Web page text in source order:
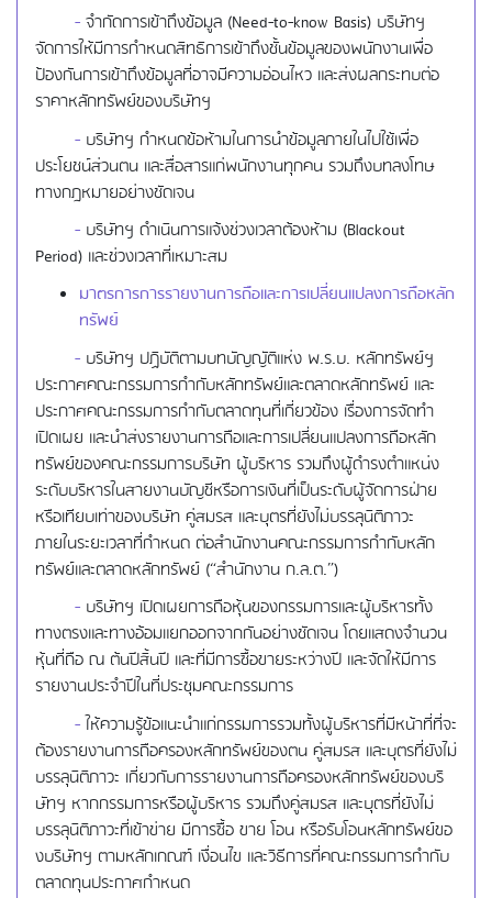
- จำกัดการเข้าถึงข้อมูล (Need-to-know Basis) บริษัทฯ
จัดการให้มีการกำหนดสิทธิการเข้าถึงชั้นข้อมูลของพนักงานเพื่อ
ป้องกันการเข้าถึงข้อมูลที่อาจมีความอ่อนไหว และส่งผลกระทบต่อ
ราคาหลักทรัพย์ของบริษัทฯ
- บริษัทฯ กำหนดข้อห้ามในการนำข้อมูลภายในไปใช้เพื่อ
ประโยชน์ส่วนตน และสื่อสารแก่พนักงานทุกคน รวมถึงบทลงโทษ
ทางกฎหมายอย่างชัดเจน
- บริษัทฯ ดำเนินการแจ้งช่วงเวลาต้องห้าม (Blackout
Period) และช่วงเวลาที่เหมาะสม
มาตรการการรายงานการถือและการเปลี่ยนแปลงการถือหลัก
ทรัพย์
- บริษัทฯ ปฏิบัติตามบทบัญญัติแห่ง พ.ร.บ. หลักทรัพย์ฯ
ประกาศคณะกรรมการกำกับหลักทรัพย์และตลาดหลักทรัพย์ และ
ประกาศคณะกรรมการกำกับตลาดทุนที่เกี่ยวข้อง เรื่องการจัดทำ
เปิดเผย และนำส่งรายงานการถือและการเปลี่ยนแปลงการถือหลัก
ทรัพย์ของคณะกรรมการบริษัท ผู้บริหาร รวมถึงผู้ดำรงตำแหน่ง
ระดับบริหารในสายงานบัญชีหรือการเงินที่เป็นระดับผู้จัดการฝ่าย
หรือเทียบเท่าของบริษัท คู่สมรส และบุตรที่ยังไม่บรรลุนิติภาวะ
ภายในระยะเวลาที่กำหนด ต่อสำนักงานคณะกรรมการกำกับหลัก
ทรัพย์และตลาดหลักทรัพย์ (“สำนักงาน ก.ล.ต.”)
- บริษัทฯ เปิดเผยการถือหุ้นของกรรมการและผู้บริหารทั้ง
ทางตรงและทางอ้อมแยกออกจากกันอย่างชัดเจน โดยแสดงจำนวน
หุ้นที่ถือ ณ ต้นปีสิ้นปี และที่มีการซื้อขายระหว่างปี และจัดให้มีการ
รายงานประจำปีในที่ประชุมคณะกรรมการ
-ให้ความรู้ข้อแนะนำแก่กรรมการรวมทั้งผู้บริหารที่มีหน้าที่ที่จะ
ต้องรายงานการถือครองหลักทรัพย์ของตน คู่สมรส และบุตรที่ยังไม่
บรรลุนิติภาวะ เกี่ยวกับการรายงานการถือครองหลักทรัพย์ของบริ
ษัทฯ หากกรรมการหรือผู้บริหาร รวมถึงคู่สมรส และบุตรที่ยังไม่
บรรลุนิติภาวะที่เข้าข่าย มีการซื้อ ขาย โอน หรือรับโอนหลักทรัพย์ขอ
งบริษัทฯ ตามหลักเกณฑ์ เงื่อนไข และวิธีการที่คณะกรรมการกำกับ
ตลาดทุนประกาศกำหนด